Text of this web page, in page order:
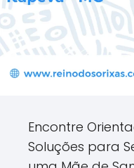
Encontre
Soluções para